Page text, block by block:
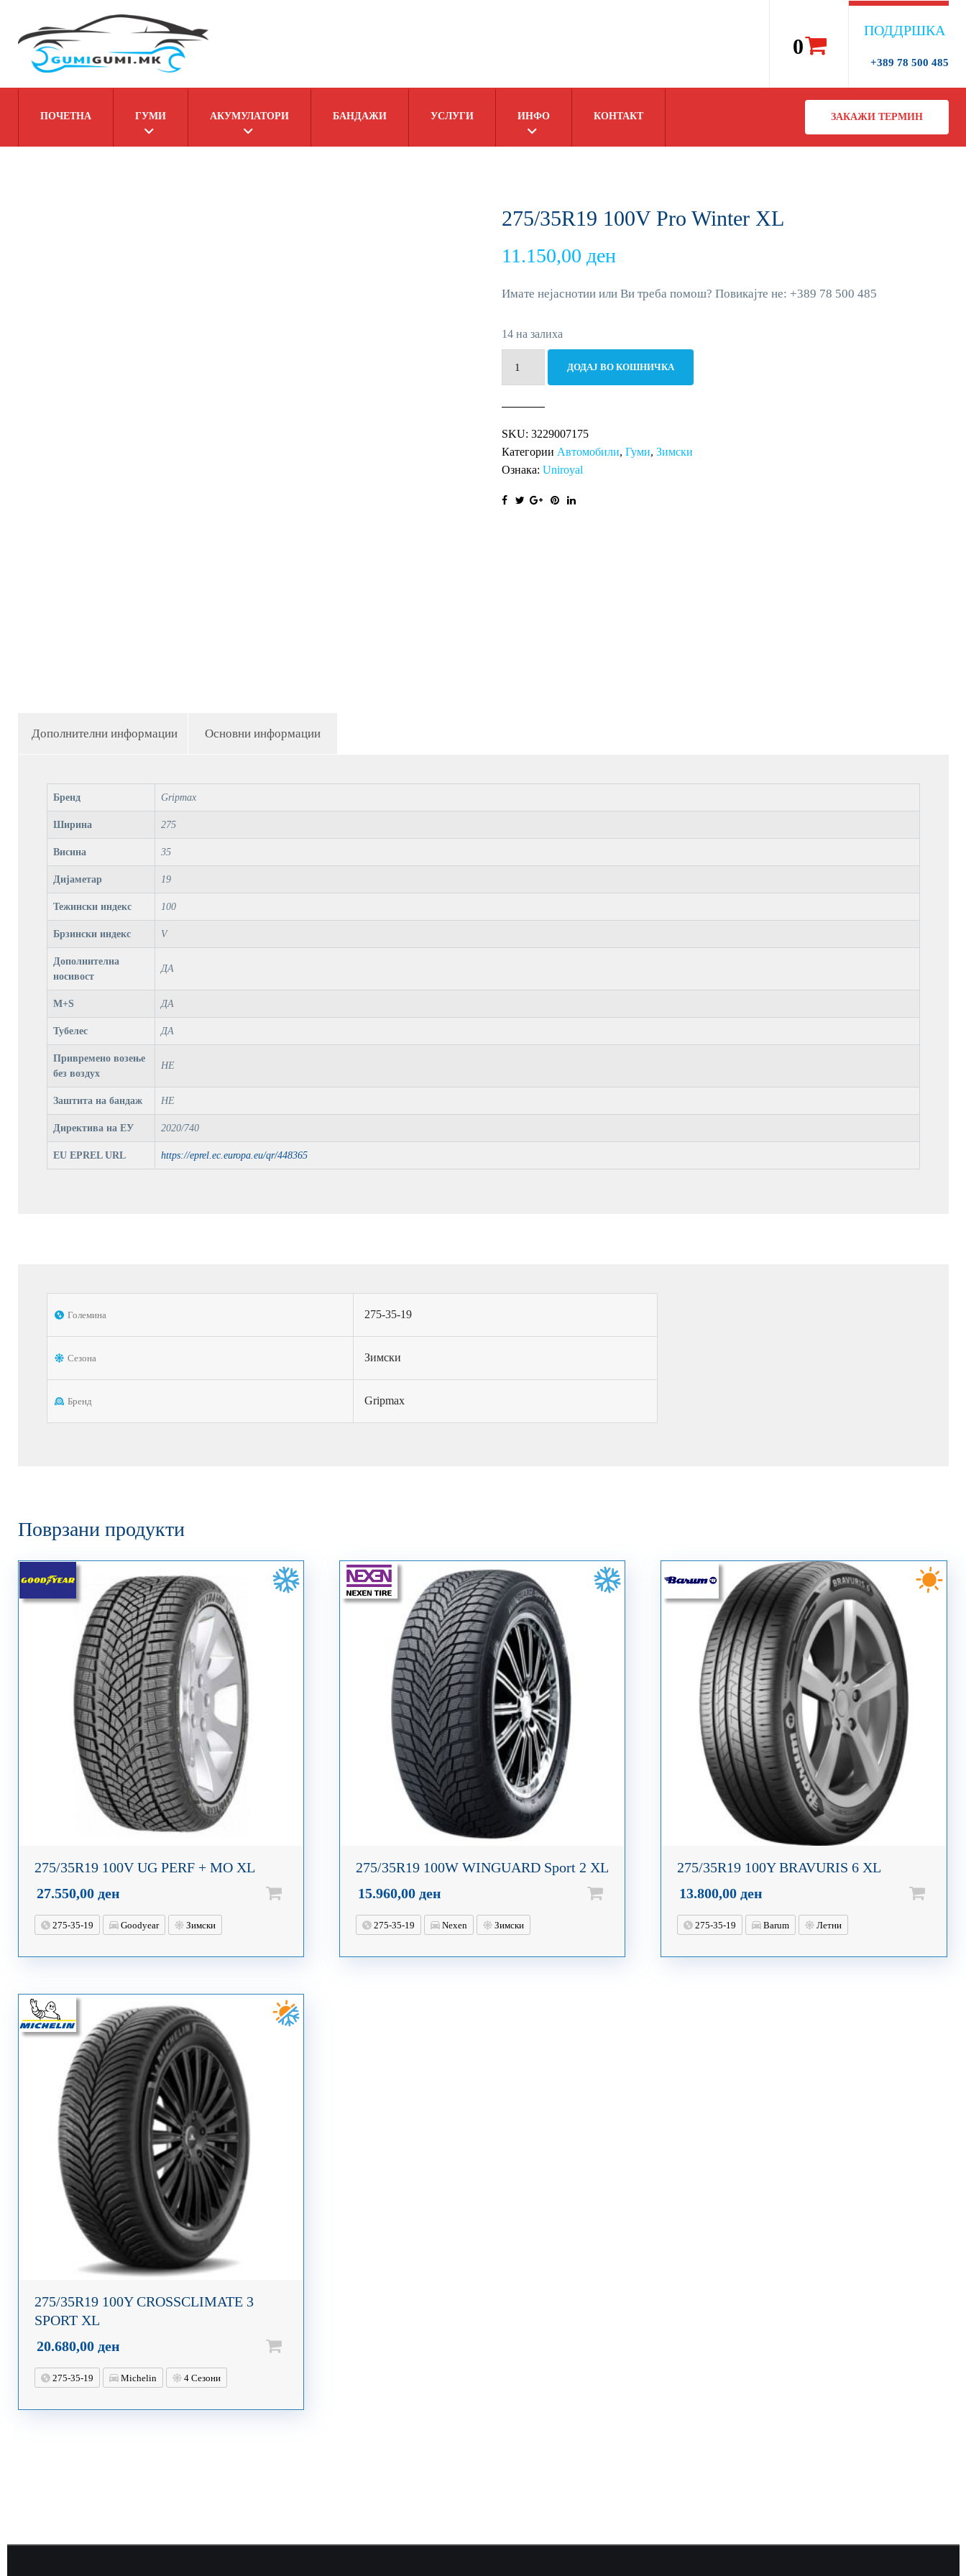
0
ПОДДРШКА
+389 78 500 485
ЗАКАЖИ ТЕРМИН
ПОЧЕТНА ГУМИ АКУМУЛАТОРИ БАНДАЖИ УСЛУГИ ИНФО КОНТАКТ
275/35R19 100V Pro Winter XL
11.150,00 ден
Имате нејаснотии или Ви треба помош? Повикајте не: +389 78 500 485
14 на залиха
XL
количина
ДОДАЈ ВО КОШНИЧКА
SKU: 3229007175
Категории Автомобили, Гуми, Зимски
Ознака: Uniroyal
Дополнителни информации Основни информации
Бренд Gripmax
Ширина 275
Висина 35
Дијаметар 19
Тежински индекс 100
Брзински индекс V
Дополнителна
носивост
ДА
M+S ДА
Тубелес ДА
Привремено возење
без воздух
НЕ
Заштита на бандаж НЕ
Директива на ЕУ 2020/740
EU EPREL URL https://eprel.ec.europa.eu/qr/448365
Големина 275-35-19
Сезона Зимски
Бренд Gripmax
Поврзани продукти
275/35R19 100V UG PERF + MO XL
27.550,00 ден
275-35-19 Goodyear Зимски
275/35R19 100W WINGUARD Sport 2 XL
15.960,00 ден
275-35-19 Nexen Зимски
275/35R19 100Y BRAVURIS 6 XL
13.800,00ден
275-35-19 Barum Летни
275/35R19 100Y CROSSCLIMATE 3
SPORT XL
20.680,00 ден
275-35-19 Michelin 4 Сезони